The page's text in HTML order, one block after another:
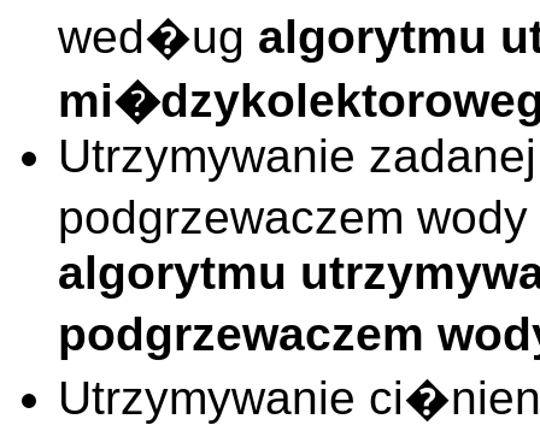
wed�ug algorytmu
Utrzymywanie
podgrzewaczem
algorytmu
podgrzewaczem
Utrzymywanie